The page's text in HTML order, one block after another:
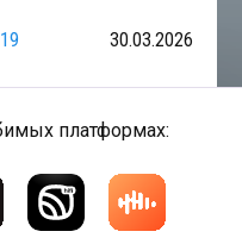
30.03.2026
платформах: